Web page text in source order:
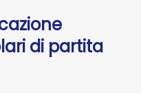
di partita